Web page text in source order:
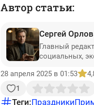
Автор статьи:
Сергей Орлов
Главный
социальных,
28 апреля 2025 в 01:53
1
Теги:Праздники